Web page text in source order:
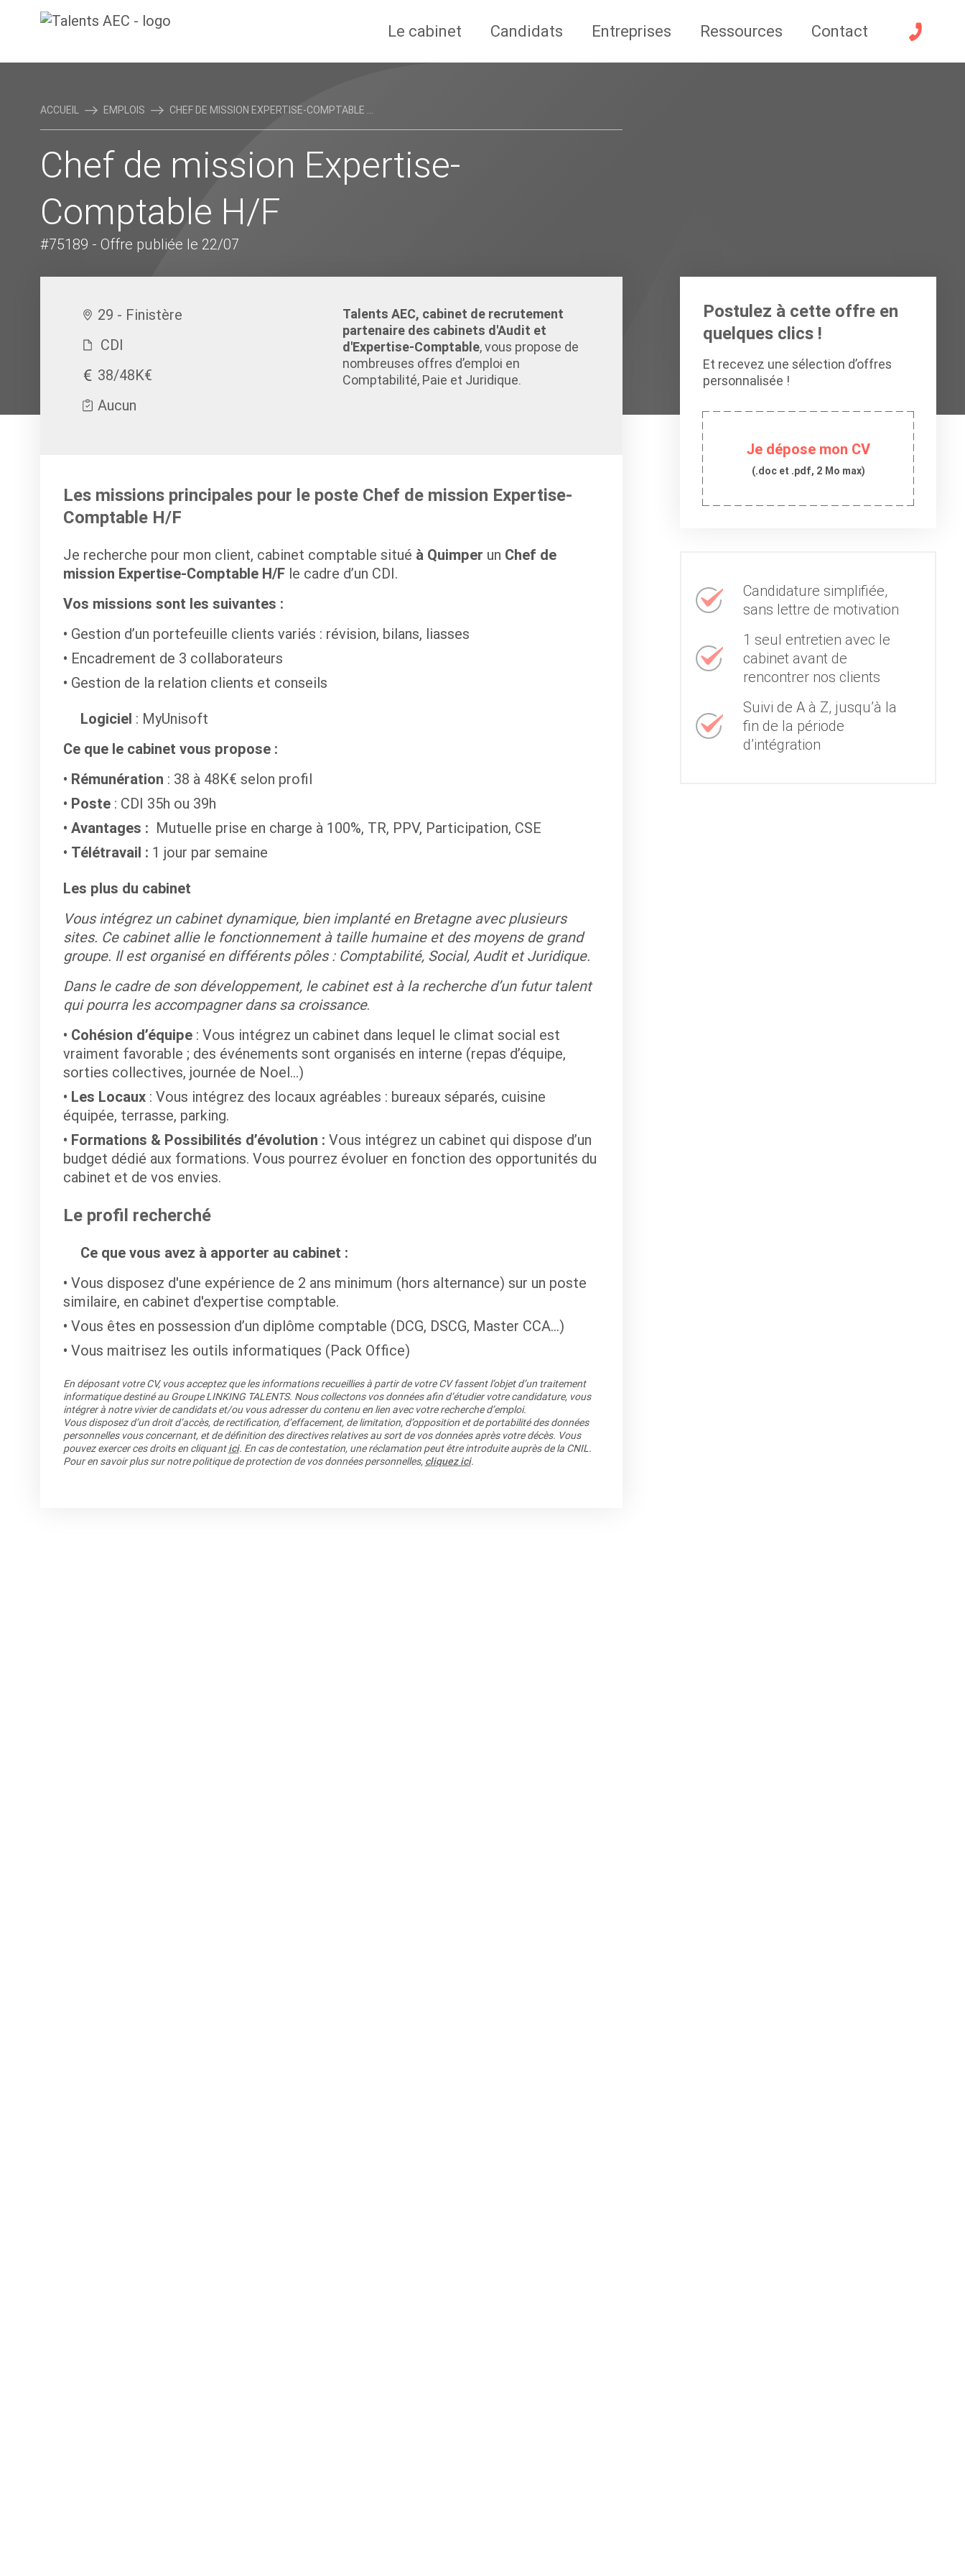
Le cabinet Candidats Entreprises Ressources Contact
ACCUEIL EMPLOIS CHEF DE MISSION EXPERTISE-COMPTABLE ...
Chef de mission Expertise-
Comptable H/F
#75189 - Offre publiée le 22/07
29 - Finistère
CDI
38/48K€
Aucun
Talents AEC, cabinet de recrutement
partenaire des cabinets d'Audit et
d'Expertise-Comptable, vous propose de
nombreuses offres d’emploi en
Comptabilité, Paie et Juridique.
Les missions principales pour le poste Chef de mission Expertise-
Comptable H/F
Je recherche pour mon client, cabinet comptable situé à Quimper un Chef de
mission Expertise-Comptable H/F le cadre d’un CDI.
Vos missions sont les suivantes :
Gestion d’un portefeuille clients variés : révision, bilans, liasses
Encadrement de 3 collaborateurs
Gestion de la relation clients et conseils
Logiciel : MyUnisoft
Ce que le cabinet vous propose :
Rémunération : 38 à 48K€ selon profil
Poste: CDI 35h ou 39h
Avantages : Mutuelle prise en charge à 100%, TR, PPV, Participation, CSE
Télétravail : 1 jour par semaine
Les plus du cabinet
Vous intégrez un cabinet dynamique, bien implanté en Bretagne avec plusieurs
sites. Ce cabinet allie le fonctionnement à taille humaine et des moyens de grand
groupe. Il est organisé en différents pôles : Comptabilité, Social, Audit et Juridique.
Dans le cadre de son développement, le cabinet est à la recherche d’un futur talent
qui pourra les accompagner dans sa croissance.
Cohésion d’équipe : Vous intégrez un cabinet dans lequel le climat social est
vraiment favorable ; des événements sont organisés en interne (repas d’équipe,
sorties collectives, journée de Noel…)
Les Locaux : Vous intégrez des locaux agréables : bureaux séparés, cuisine
équipée, terrasse, parking.
Formations & Possibilités d’évolution : Vous intégrez un cabinet qui dispose d’un
budget dédié aux formations. Vous pourrez évoluer en fonction des opportunités du
cabinet et de vos envies.
Le profil recherché
Ce que vous avez à apporter au cabinet :
Vous disposez d'une expérience de 2 ans minimum (hors alternance) sur un poste
similaire, en cabinet d'expertise comptable.
Vous êtes en possession d’un diplôme comptable (DCG, DSCG, Master CCA…)
Vous maitrisez les outils informatiques (Pack Office)
En déposant votre CV, vous acceptez que les informations recueillies à partir de votre CV fassent l’objet d’un traitement
informatique destiné au Groupe LINKING TALENTS. Nous collectons vos données afin d’étudier votre candidature, vous
intégrer à notre vivier de candidats et/ou vous adresser du contenu en lien avec votre recherche d’emploi.
Vous disposez d’un droit d’accès, de rectification, d’effacement, de limitation, d’opposition et de portabilité des données
personnelles vous concernant, et de définition des directives relatives au sort de vos données après votre décès. Vous
pouvez exercer ces droits en cliquantici. En cas de contestation, une réclamation peut être introduite auprès de la CNIL.
Pour en savoir plus sur notre politique de protection de vos données personnelles, cliquez ici.
Postulez à cette offre en
quelques clics !
Et recevez une sélection d’offres
personnalisée !
Je dépose mon CV
(.doc et .pdf, 2 Mo max)
Candidature simplifiée,
sans lettre de motivation
1 seul entretien avec le
cabinet avant de
rencontrer nos clients
Suivi de A à Z, jusqu’à la
fin de la période
d’intégration